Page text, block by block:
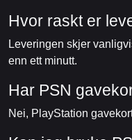
Hvor raskt er
Leveringen skjer
enn ett minutt.
Har PSN
Nei, PlayStation